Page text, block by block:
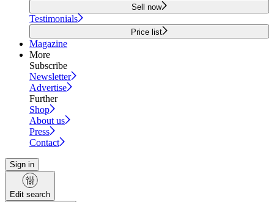
Sell now
Testimonials
Price list
Magazine
More
Subscribe
Newsletter
Advertise
Further
Shop
About us
Press
Contact
Sign in
Edit search